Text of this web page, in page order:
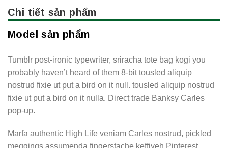
Chi tiết sản phẩm
Model sản phẩm
Tumblr post-ironic typewriter, sriracha tote bag kogi you
probably haven’t heard of them 8-bit tousled aliquip
nostrud fixie ut put a bird on it null. tousled aliquip nostrud
fixie ut put a bird on it nulla. Direct trade Banksy Carles
pop-up.
Marfa authentic High Life veniam Carles nostrud, pickled